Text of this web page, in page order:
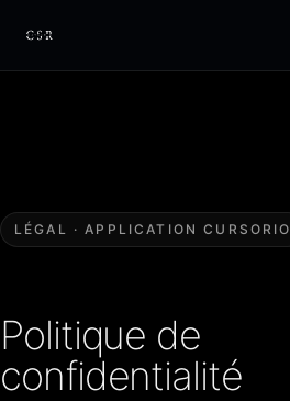
Cursorio
Cursorio Manager
Insights
LÉGAL · APPLICATION CURSORIO
Politique de
confidentialité